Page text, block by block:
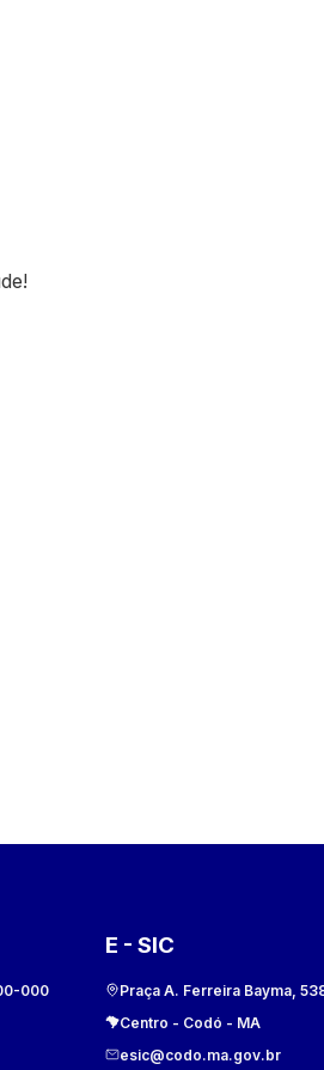
000
E - SIC
Praça A. Ferreira Bayma,
Centro - Codó - MA
esic@codo.ma.gov.br